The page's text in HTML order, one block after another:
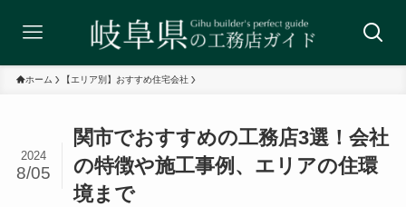
ホーム 【エリア別】おすすめ住宅会社
関市でおすすめの工務店3選！会社
の特徴や施工事例、エリアの住環
境まで
2024
8/05